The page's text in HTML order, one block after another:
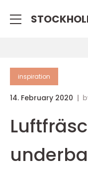
inspiration
14. February 2020